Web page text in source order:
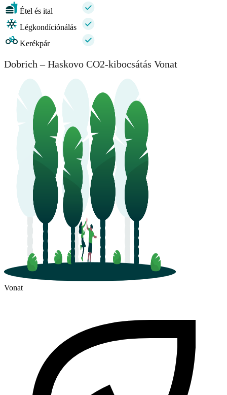
Étel és ital
Légkondíciónálás
Kerékpár
Dobrich – Haskovo CO2-kibocsátás Vonat
Vonat